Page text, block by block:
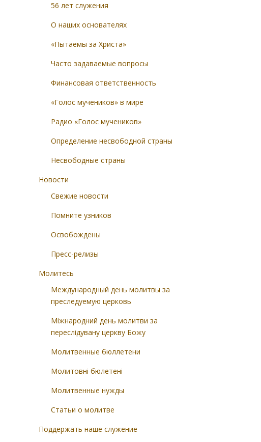
56 лет служения
О наших основателях
«Пытаемы за Христа»
Часто задаваемые вопросы
Финансовая ответственность
«Голос мучеников» в мире
Радио «Голос мучеников»
Определение несвободной страны
Несвободные страны
Новости
Свежие новости
Помните узников
Освобождены
Пресс-релизы
Молитесь
Международный день молитвы за
преследуемую церковь
Міжнародний день молитви за
переслідувану церкву Божу
Молитвенные бюллетени
Молитовні бюлетені
Молитвенные нужды
Статьи о молитве
Поддержать наше служение